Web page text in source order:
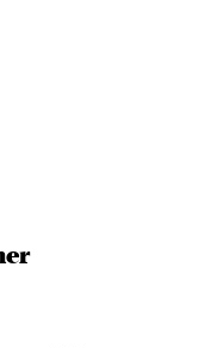
DU CAFÉ DE